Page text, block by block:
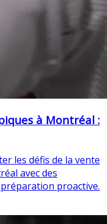
à Montréal :
les défis de la vente
avec des
proactive.